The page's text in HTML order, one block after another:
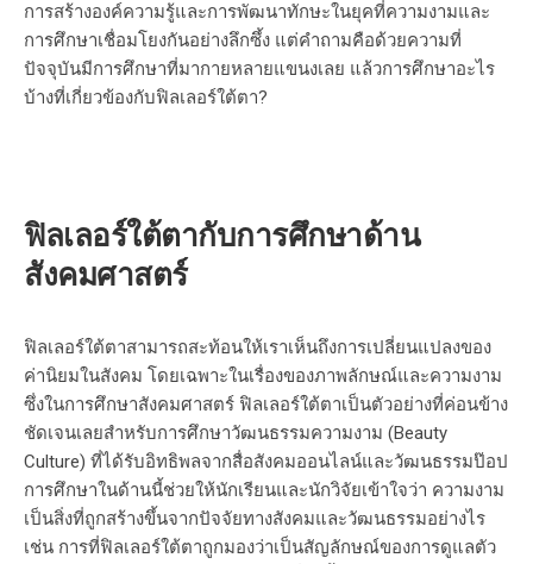
การสร้างองค์ความรู้และการพัฒนาทักษะในยุคที่ความงามและ
การศึกษาเชื่อมโยงกันอย่างลึกซึ้ง แต่คำถามคือด้วยความที่
ปัจจุบันมีการศึกษาที่มากายหลายแขนงเลย แล้วการศึกษาอะไร
บ้างที่เกี่ยวข้องกับฟิลเลอร์ใต้ตา?
ฟิลเลอร์ใต้ตากับการศึกษาด้าน
สังคมศาสตร์
ฟิลเลอร์ใต้ตาสามารถสะท้อนให้เราเห็นถึงการเปลี่ยนแปลงของ
ค่านิยมในสังคม โดยเฉพาะในเรื่องของภาพลักษณ์และความงาม
ซึ่งในการศึกษาสังคมศาสตร์ ฟิลเลอร์ใต้ตาเป็นตัวอย่างที่ค่อนข้าง
ชัดเจนเลยสำหรับการศึกษาวัฒนธรรมความงาม (Beauty
Culture) ที่ได้รับอิทธิพลจากสื่อสังคมออนไลน์และวัฒนธรรมป๊อป
การศึกษาในด้านนี้ช่วยให้นักเรียนและนักวิจัยเข้าใจว่า ความงาม
เป็นสิ่งที่ถูกสร้างขึ้นจากปัจจัยทางสังคมและวัฒนธรรมอย่างไร
เช่น การที่ฟิลเลอร์ใต้ตาถูกมองว่าเป็นสัญลักษณ์ของการดูแลตัว